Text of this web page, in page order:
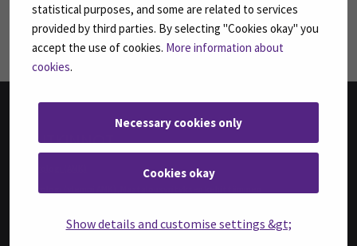
statistical purposes, and some are related to services
provided by third parties. By selecting "Cookies okay" you
accept the use of cookies. More information about
cookies.
Necessary cookies only
Cookies okay
Show details and customise settings &gt;
Seuraa meitä sosiaalisessa mediassa:
TUTKINNOT
Agrologi (ylempi AMK), Maatalousyrityksen kehittäminen
Bachelor of Engineering, Automation Engineering